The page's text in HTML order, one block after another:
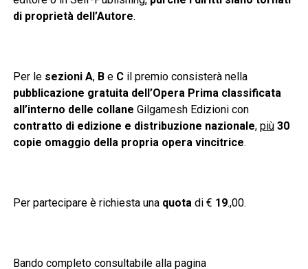
di proprietà dell’Autore.
Per le sezioni A,B e Cil premio consisterà nella
pubblicazione gratuita dell’Opera Prima classificata
all’interno delle collane Gilgamesh Edizioni con
contratto di edizione e distribuzione nazionale, più 30
copie omaggio della propria opera vincitrice.
Per partecipare è richiesta una quotadi € 19.,00.
Bando completo consultabile alla pagina